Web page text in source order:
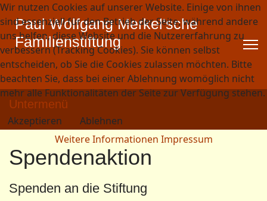
Paul Wolfgang Merkel'sche
Familienstiftung
Untermenü
Spendenaktion
Spenden an die Stiftung
Wir nutzen Cookies auf unserer Website. Einige von ihnen
sind essenziell für den Betrieb der Seite, während andere
uns helfen, diese Website und die Nutzererfahrung zu
verbessern (Tracking Cookies). Sie können selbst
entscheiden, ob Sie die Cookies zulassen möchten. Bitte
beachten Sie, dass bei einer Ablehnung womöglich nicht
mehr alle Funktionalitäten der Seite zur Verfügung stehen.
Akzeptieren
Ablehnen
Weitere Informationen Impressum